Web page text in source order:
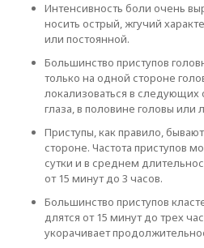
Интенсивность боли очень
носить острый, жгучий
или постоянной.
Большинство приступов
только на одной стороне
локализоваться в следующих
глаза, в половине головы или
Приступы, как правило,
стороне. Частота приступов
сутки и в среднем
от 15 минут до 3 часов.
Большинство приступов
длятся от 15 минут до трех
укорачивает